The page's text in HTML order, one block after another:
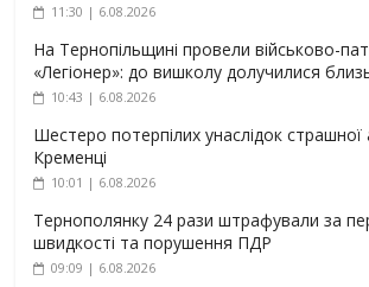
11:30 | 6.08.2026
На Тернопільщині провели військово-
«Легіонер»: до вишколу долучилися
10:43 | 6.08.2026
Шестеро потерпілих унаслідок страшної
Кременці
10:01 | 6.08.2026
Тернополянку 24 рази штрафували за
швидкості та порушення ПДР
09:09 | 6.08.2026